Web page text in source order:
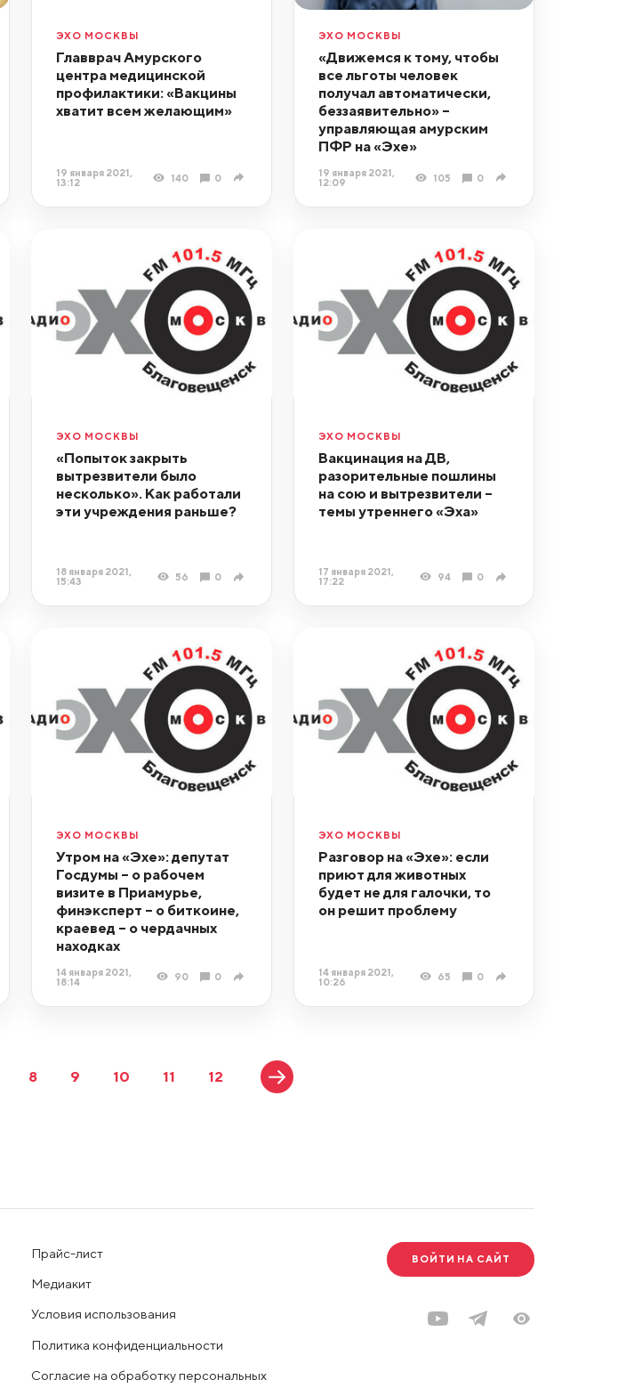
ЭХО МОСКВЫ
Главврач Амурского
центра медицинской
профилактики: «Вакцины
хватит всем желающим»
19 января 2021,
13:12
140 0
ЭХО МОСКВЫ
«Движемся к тому, чтобы
все льготы человек
получал автоматически,
беззаявительно» –
управляющая амурским
ПФР на «Эхе»
19 января 2021,
12:09
105 0
ЭХО МОСКВЫ
«Попыток закрыть
вытрезвители было
несколько». Как работали
эти учреждения раньше?
18 января 2021,
15:43
56 0
ЭХО МОСКВЫ
Вакцинация на ДВ,
разорительные пошлины
на сою и вытрезвители –
темы утреннего «Эха»
17 января 2021,
17:22
94 0
ЭХО МОСКВЫ
Утром на «Эхе»: депутат
Госдумы – о рабочем
визите в Приамурье,
финэксперт – о биткоине,
краевед – о чердачных
находках
14 января 2021,
18:14
90 0
ЭХО МОСКВЫ
Разговор на «Эхе»: если
приют для животных
будет не для галочки, то
он решит проблему
14 января 2021,
10:26
65 0
8 9 10 11 12
Прайс-лист
Медиакит
Условия использования
Политика конфиденциальности
Согласие на обработку персональных
ВОЙТИ НА САЙТ